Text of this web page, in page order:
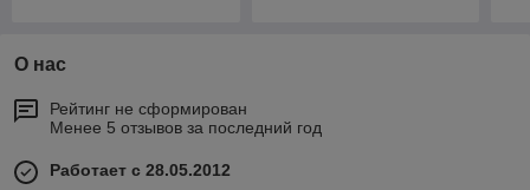
О нас
Рейтинг не сформирован
Менее 5 отзывов за последний год
Работает с 28.05.2012